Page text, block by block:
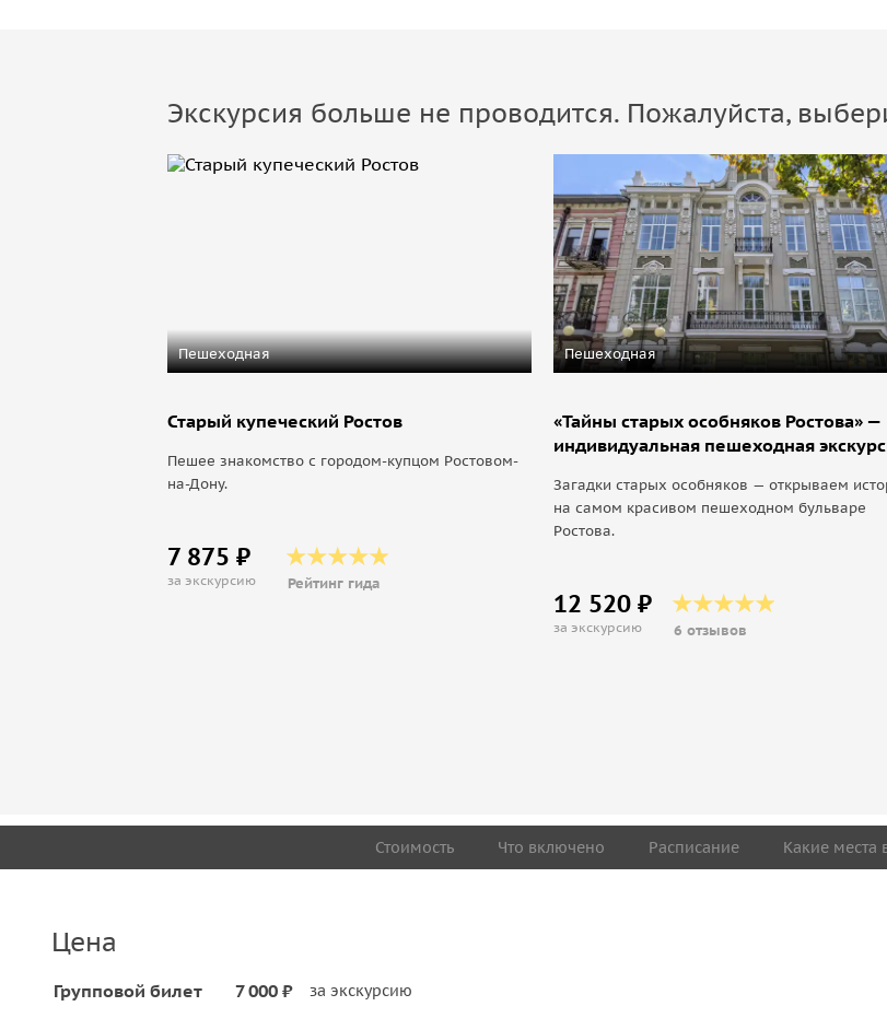
Экскурсия больше не проводится. Пожалуйста,
Пешеходная
Старый купеческий Ростов
Пешее знакомство с городом-купцом Ростовом-
на-Дону.
7 875 ₽
за экскурсию Рейтинг гида
Пешеходная
«Тайны старых особняков Ростова» —
индивидуальная пешеходная
Загадки старых особняков — открываем
на самом красивом пешеходном бульваре
Ростова.
12 520 ₽
за экскурсию 6 отзывов
Стоимость Что включено Расписание Какие места
Цена
Групповой билет 7 000 ₽ за экскурсию